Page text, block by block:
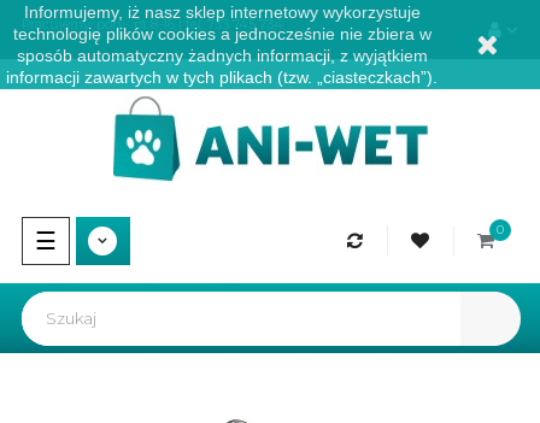
Pracujemy: pon - pt 8-16 | tel. 733 745 734
Przełącz
nawigację
☰ 0
Informujemy, iż nasz sklep internetowy wykorzystuje
technologię plików cookies a jednocześnie nie zbiera w
sposób automatyczny żadnych informacji, z wyjątkiem
informacji zawartych w tych plikach (tzw. „ciasteczkach”).